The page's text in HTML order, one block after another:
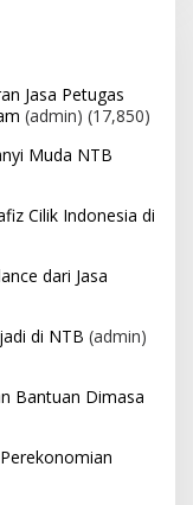
Jasa Petugas
(admin) (17,850)
Muda NTB
Cilik Indonesia di
dari Jasa
di NTB (admin)
Bantuan Dimasa